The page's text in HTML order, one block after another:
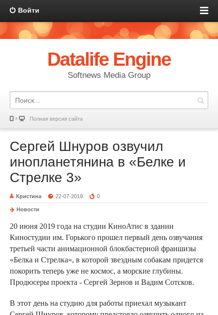
Войти
Datalife Engine
Softnews Media Group
Полная версия сайта
Сергей Шнуров озвучил
инопланетянина в «Белке и
Стрелке 3»
Кристина 22-07-2019 0
Новости
20 июня 2019 года на студии КиноАтис в здании
Киностудии им. Горького прошел первый день озвучания
третьей части анимационной блокбастерной франшизы
«Белка и Стрелка», в которой звездным собакам придется
покорить теперь уже не космос, а морские глубины.
Продюсеры проекта - Сергей Зернов и Вадим Сотсков.
В этот день на студию для работы приехал музыкант